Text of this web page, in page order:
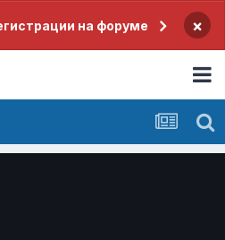
на форуме ×